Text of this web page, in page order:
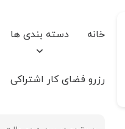
خانه دسته بندی ها
رزرو فضای کار اشتراکی